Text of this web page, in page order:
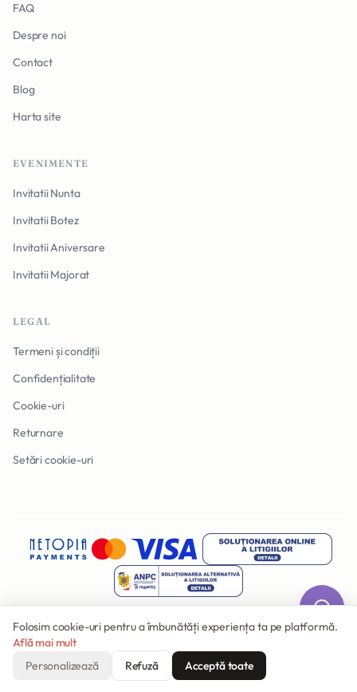
FAQ
Despre noi
Contact
Blog
Harta site
EVENIMENTE
Invitatii Nunta
Invitatii Botez
Invitatii Aniversare
Invitatii Majorat
LEGAL
Termeni și condiții
Confidențialitate
Cookie-uri
Returnare
Setări cookie-uri
© 2026 Invitatii Online. Toate drepturile rezervate.
Făcut cu
în România
Folosim cookie-uri pentru a îmbunătăți experiența ta pe platformă.
Află mai mult
Personalizează
Refuză Acceptă toate